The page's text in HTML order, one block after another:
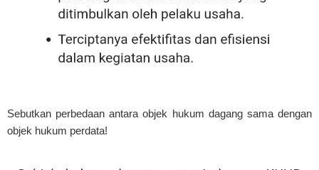
Sebutkan perbedaan antara objek hukum dagang sama dengan
objek hukum perdata!